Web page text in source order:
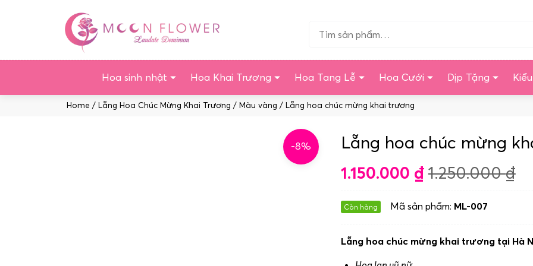
Tìm…
Hoa sinh nhật Hoa Khai Trương Hoa Tang Lễ Hoa Cưới Dịp Tặng
Home / Lẵng Hoa Chúc Mừng Khai Trương / Màu vàng / Lẵng hoa chúc mừng khai trương
-8% Lẵng hoa chúc mừng
1.150.000 ₫ 1.250.000₫
Còn hàng Mã sản phẩm: ML-007
Lẵng hoa chúc mừng khai trương tại Hà